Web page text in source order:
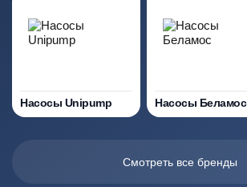
Насосы Unipump Насосы Беламос
Смотреть все бренды